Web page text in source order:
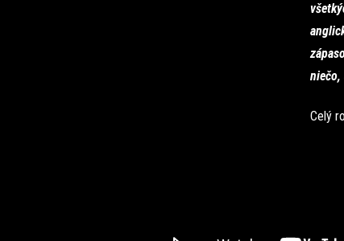
niečo,
Celý